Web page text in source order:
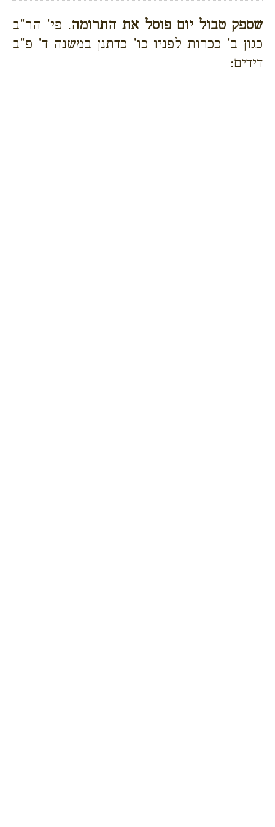
שספק טבול יום פוסל את התרומה. פי' הר"ב
כגון ב' ככרות לפניו כו' כדתנן במשנה ד' פ"ב
דידים: